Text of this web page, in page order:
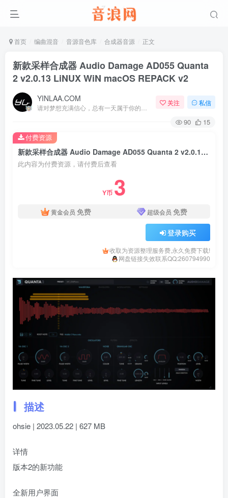
首页 编曲混音 音源音色库 合成器音源 正文
新款采样合成器 Audio Damage AD055 Quanta
2 v2.0.13 LiNUX WiN macOS REPACK v2
YINLAA.COM 关注 私信
90 15
新款采样合成器 Audio Damage AD055 Quanta 2 v2.0.13 LiNUX WiN macOS REPACK v2
此内容为付费资源，请付费后查看
Y币 3
黄金会员 免费 超级会员 免费
登录购买
收取为资源整理服务费,永久免费下载!
网盘链接失效联系QQ:260794990
付费资源
描述
ohsie | 2023.05.22 | 627 MB
详情
版本2的新功能
全新用户界面